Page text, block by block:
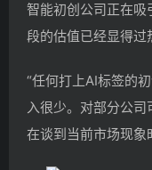
智能初创公司正在
段的估值已经显得过
“任何打上AI标签的
入很少。对部分公
在谈到当前市场现象